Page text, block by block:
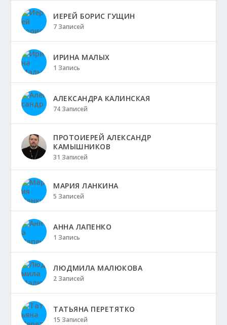
ИЕРЕЙ БОРИС ГУЩИН
7 Записей
ИРИНА МАЛЫХ
1 Запись
АЛЕКСАНДРА КАЛИНСКАЯ
74 Записей
ПРОТОИЕРЕЙ АЛЕКСАНДР
КАМЫШНИКОВ
31 Записей
МАРИЯ ЛАНКИНА
5 Записей
АННА ЛАПЕНКО
1 Запись
ЛЮДМИЛА МАЛЮКОВА
2 Записей
ТАТЬЯНА ПЕРЕТЯТКО
15 Записей